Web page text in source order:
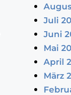
Juli
Juni
Mai
April
März